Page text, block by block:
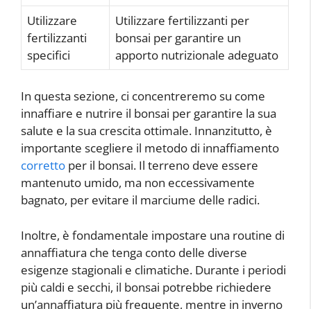
Utilizzare
fertilizzanti
specifici
Utilizzare fertilizzanti per
bonsai per garantire un
apporto nutrizionale adeguato
In questa sezione, ci concentreremo su come
innaffiare e nutrire il bonsai per garantire la sua
salute e la sua crescita ottimale. Innanzitutto, è
importante scegliere il metodo di innaffiamento
corretto per il bonsai. Il terreno deve essere
mantenuto umido, ma non eccessivamente
bagnato, per evitare il marciume delle radici.
Inoltre, è fondamentale impostare una routine di
annaffiatura che tenga conto delle diverse
esigenze stagionali e climatiche. Durante i periodi
più caldi e secchi, il bonsai potrebbe richiedere
un’annaffiatura più frequente, mentre in inverno